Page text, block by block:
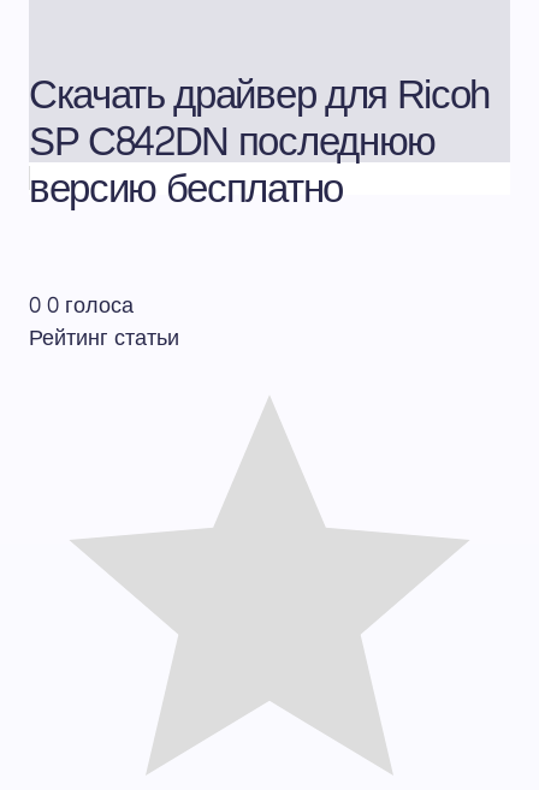
Скачать драйвер для Ricoh
SP C842DN последнюю
версию бесплатно
00голоса
Рейтинг статьи